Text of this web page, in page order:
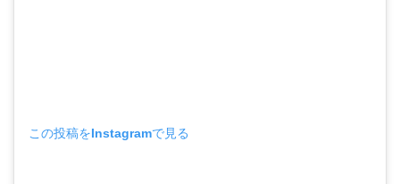
この投稿をInstagramで見る